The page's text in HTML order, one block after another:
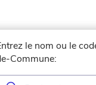
le nom ou le
Commune: